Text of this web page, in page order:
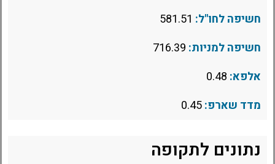
חשיפה לחו"ל:
חשיפה למניות:
אלפא:
מדד שארפ:
נתונים לתקופה